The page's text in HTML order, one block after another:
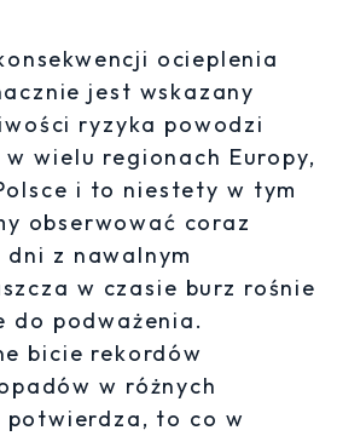
ocieplenia
jest wskazany
ryzyka powodzi
w wielu regionach Europy,
i to niestety w tym
obserwować coraz
z nawalnym
w czasie burz rośnie
podważenia.
bicie rekordów
w różnych
to co w